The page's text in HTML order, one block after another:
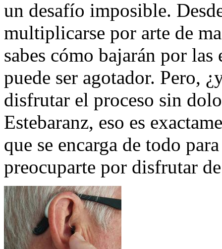
un desafío imposible.
multiplicarse por arte de
sabes cómo bajarán por
puede ser agotador. Pero,
disfrutar el proceso sin
Estebaranz, eso es
que se encarga de todo
preocuparte por disfrutar